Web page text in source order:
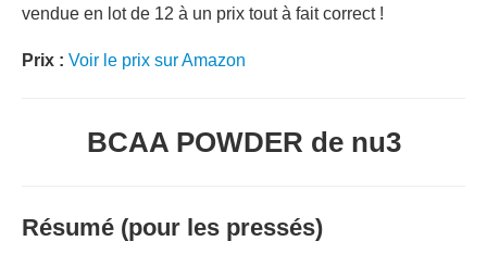
vendue en lot de 12 à un prix tout à fait correct !
Prix : Voir le prix sur Amazon
BCAA POWDER de nu3
Résumé (pour les pressés)